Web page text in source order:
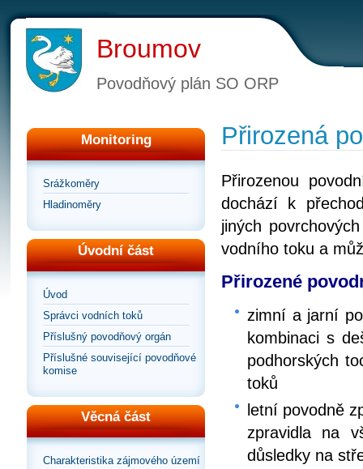
Broumov
Povodňový plán SO ORP
Monitoring
Srážkoměry
Hladinoměry
Úvodní část
Úvod
Správci vodních toků
Příslušný povodňový orgán
Příslušné související povodňové
komise
Věcná část
Charakteristika zájmového území
Přirozená
Přirozenou
dochází k
jiných
vodního toku a
Přirozené
zimní a jarní
kombinaci s
podhorských
toků
letní povodně
zpravidla na
důsledky na